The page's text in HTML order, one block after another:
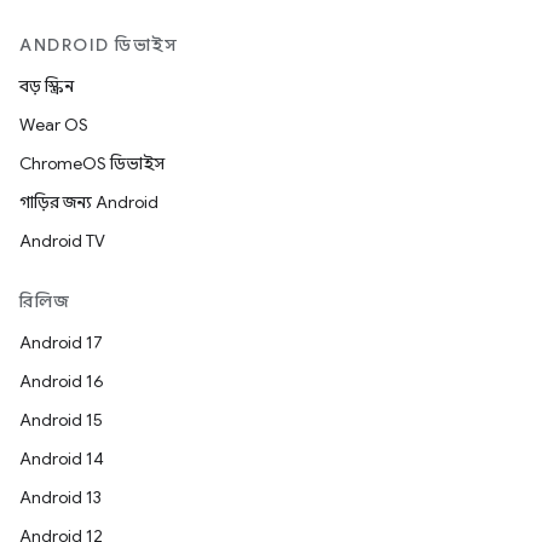
ANDROID ডিভাইস
বড় স্ক্রিন
Wear OS
ChromeOS ডিভাইস
গাড়ির জন্য Android
Android TV
রিলিজ
Android 17
Android 16
Android 15
Android 14
Android 13
Android 12